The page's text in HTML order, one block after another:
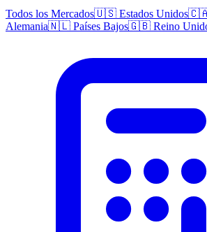
Todos los Mercados🇺🇸 Estados Unidos🇨🇦
Alemania🇳🇱 Países Bajos🇬🇧 Reino